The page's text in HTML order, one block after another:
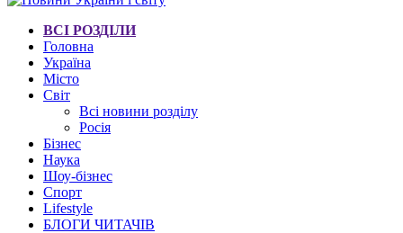
ВСІ РОЗДІЛИ
Головна
Україна
Місто
Світ
Всі новини розділу
Росія
Бізнес
Наука
Шоу-бізнес
Спорт
Lifestyle
БЛОГИ ЧИТАЧІВ